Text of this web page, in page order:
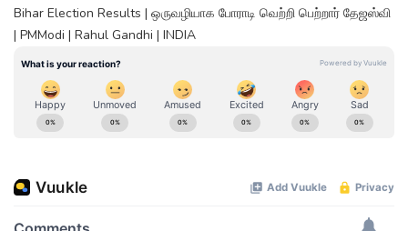
Bihar Election Results | ஒருவழியாக போராடி வெற்றி பெற்றார் தேஜஸ்வி
| PMModi | Rahul Gandhi | INDIA